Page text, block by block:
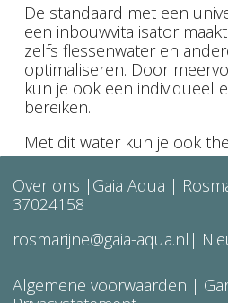
De standaard met een
een inbouwvitalisator
zelfs flessenwater en
optimaliseren. Door
kun je ook een individueel
bereiken.
Met dit water kun je ook
Over ons |Gaia Aqua |
37024158
rosmarijne@gaia-aqua.nl |
Algemene voorwaarden |